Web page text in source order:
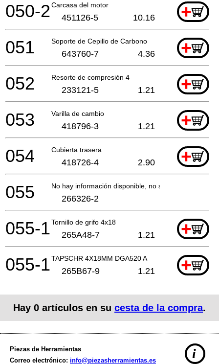
Carcasa del motor +
050-2 451126-5 10.16
Soporte de Cepillo de Carbono +
051 643760-7 4.36
Resorte de compresión 4 +
052 233121-5 1.21
Varilla de cambio +
053 418796-3 1.21
Cubierta trasera +
054 418726-4 2.90
No hay información disponible, no se puede pedir
055 266326-2
Tornillo de grifo 4x18 +
055-1 265A48-7 1.21
TAPSCHR 4X18MM DGA520 A +
055-1 265B67-9 1.21
Hay 0 artículos en su cesta de la compra.
Piezas de Herramientas
Correo electrónico: info@piezasherramientas.es i